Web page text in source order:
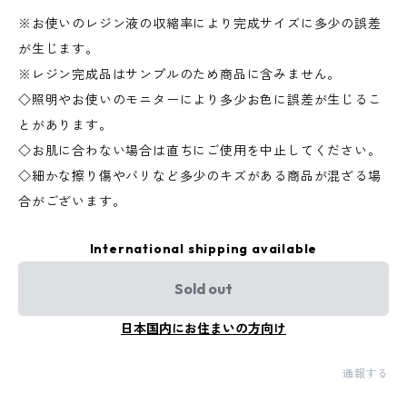
※お使いのレジン液の収縮率により完成サイズに多少の誤差
が生じます。
※レジン完成品はサンプルのため商品に含みません。
◇照明やお使いのモニターにより多少お色に誤差が生じるこ
とがあります。
◇お肌に合わない場合は直ちにご使用を中止してください。
◇細かな擦り傷やバリなど多少のキズがある商品が混ざる場
合がございます。
International shipping available
Sold out
日本国内にお住まいの方向け
通報する